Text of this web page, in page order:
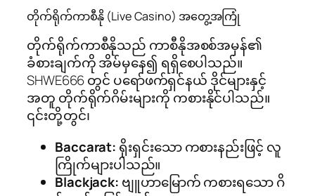
တိုက်ရိုက်ကာစီနို (Live Casino) အတွေ့အကြုံ
တိုက်ရိုက်ကာစီနိုသည် ကာစီနိုအစစ်အမှန်၏
ခံစားချက်ကို အိမ်မှနေ၍ ရရှိစေပါသည်။
SHWE666 တွင် ပရော်ဖက်ရှင်နယ် ဒိုင်များနှင့်
အတူ တိုက်ရိုက်ဂိမ်းများကို ကစားနိုင်ပါသည်။
၎င်းတို့တွင်၊
Baccarat: ရိုးရှင်းသော ကစားနည်းဖြင့် လူ
ကြိုက်များပါသည်။
Blackjack: ဗျူဟာမြောက် ကစားရသော ဂိ